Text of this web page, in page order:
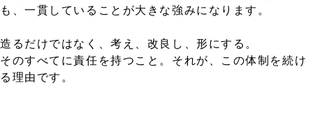
も、一貫していることが大きな強みになります。
造るだけではなく、考え、改良し、形にする。
そのすべてに責任を持つこと。それが、この体制を続け
る理由です。